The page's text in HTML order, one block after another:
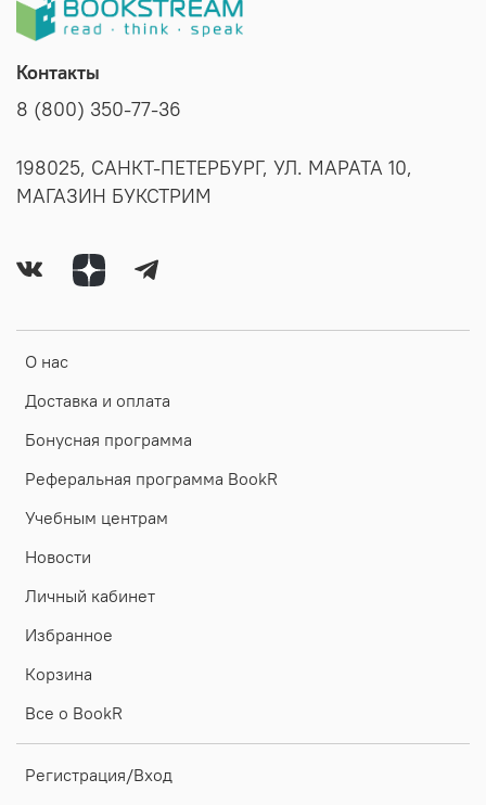
О нас
Доставка и оплата
Бонусная программа
Реферальная программа BookR
Учебным центрам
Новости
Личный кабинет
Избранное
Корзина
Все о BookR
Регистрация/Вход
Контакты
8 (800) 350-77-36
198025, САНКТ-ПЕТЕРБУРГ, УЛ. МАРАТА 10,
МАГАЗИН БУКСТРИМ